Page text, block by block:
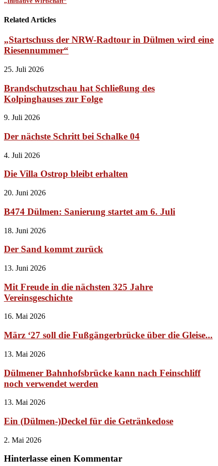
Related Articles
„Startschuss der NRW-Radtour in Dülmen wird eine
Riesennummer“
25. Juli 2026
Brandschutzschau hat Schließung des
Kolpinghauses zur Folge
9. Juli 2026
Der nächste Schritt bei Schalke 04
4. Juli 2026
Die Villa Ostrop bleibt erhalten
20. Juni 2026
B474 Dülmen: Sanierung startet am 6. Juli
18. Juni 2026
Der Sand kommt zurück
13. Juni 2026
Mit Freude in die nächsten 325 Jahre
Vereinsgeschichte
16. Mai 2026
März ‘27 soll die Fußgängerbrücke über die Gleise...
13. Mai 2026
Dülmener Bahnhofsbrücke kann nach Feinschliff
noch verwendet werden
13. Mai 2026
Ein (Dülmen-)Deckel für die Getränkedose
2. Mai 2026
Hinterlasse einen Kommentar